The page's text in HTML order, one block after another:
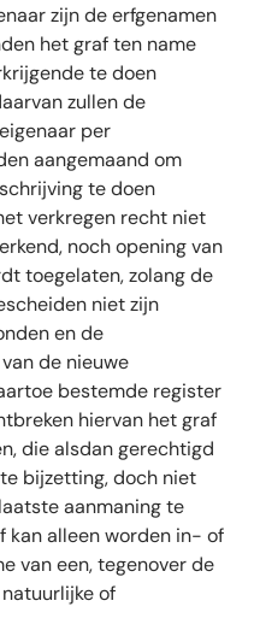
zijn de erfgenamen
het graf ten name
te doen
zullen de
per
aangemaand om
te doen
verkregen recht niet
noch opening van
toegelaten, zolang de
niet zijn
en de
de nieuwe
bestemde register
hiervan het graf
die alsdan gerechtigd
bijzetting, doch niet
aanmaning te
kan alleen worden in- of
van een, tegenover de
of